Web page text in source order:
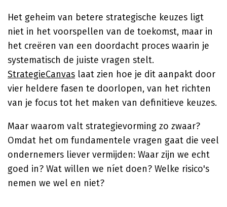
Het geheim van betere strategische keuzes ligt
niet in het voorspellen van de toekomst, maar in
het creëren van een doordacht proces waarin je
systematisch de juiste vragen stelt.
StrategieCanvas laat zien hoe je dit aanpakt door
vier heldere fasen te doorlopen, van het richten
van je focus tot het maken van definitieve keuzes.
Maar waarom valt strategievorming zo zwaar?
Omdat het om fundamentele vragen gaat die veel
ondernemers liever vermijden: Waar zijn we echt
goed in? Wat willen we níet doen? Welke risico's
nemen we wel en niet?